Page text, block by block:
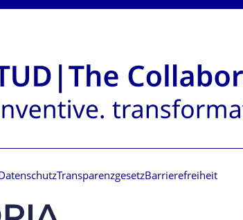
DatenschutzTransparenzgesetzBarrierefreiheit